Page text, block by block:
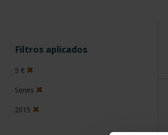
Filtros aplicados
5 €
Series
2015